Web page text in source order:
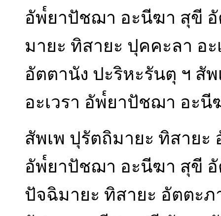
อัพ๎ยาปัชฌา อะนีฆา สุขี อั
มายะ ทิสายะ ปุคคะลา อ
อัตตานัง ปะริหะรันตุ ฯ สั
อะเวรา อัพ๎ยาปัชฌา อะ
สัพเพ ปุรัตถิมายะ ทิสายะ
อัพ๎ยาปัชฌา อะนีฆา สุขี อั
ปัจฉิมายะ ทิสายะ อัตตะภ